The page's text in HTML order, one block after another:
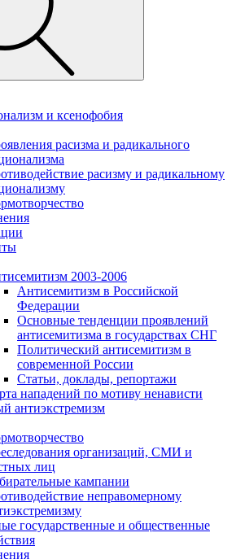
и ксенофобия
расизма и радикального
расизму и радикальному
2003-2006
Антисемитизм в Российской
Федерации
Основные тенденции проявлений
антисемитизма в государствах СНГ
Политический антисемитизм в
современной России
Статьи, доклады, репортажи
нападений по мотиву ненависти
антиэкстремизм
организаций, СМИ и
лиц
кампании
неправомерному
государственные и общественные